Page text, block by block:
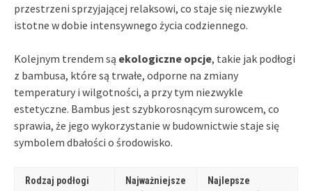
przestrzeni sprzyjającej relaksowi, co staje się niezwykle
istotne w dobie intensywnego życia codziennego.
Kolejnym trendem są ekologiczne opcje, takie jak podłogi
z bambusa, które są trwałe, odporne na zmiany
temperatury i wilgotności, a przy tym niezwykle
estetyczne. Bambus jest szybkorosnącym surowcem, co
sprawia, że jego wykorzystanie w budownictwie staje się
symbolem dbałości o środowisko.
Rodzaj podłogi
Najważniejsze
Najlepsze